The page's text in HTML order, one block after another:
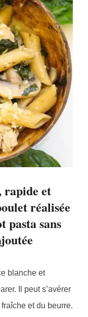
rapide et
réalisée
pasta sans
blanche et
Il peut s’avérer
et du beurre.